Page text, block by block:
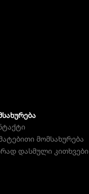
მომსახურება
დასმული კითხვები